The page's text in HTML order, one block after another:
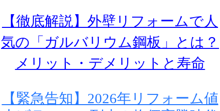
【徹底解説】外壁リフォームで人
気の「ガルバリウム鋼板」とは？
メリット・デメリットと寿命
【緊急告知】2026年リフォーム値